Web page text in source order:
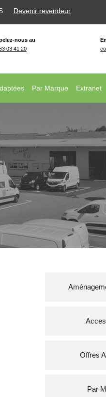
Devenir revendeur
nous au
03 41 20
Par Marque Extranet
Offres
Par